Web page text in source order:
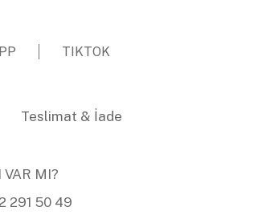
TIKTOK
Teslimat & İade
VAR MI?
291 50 49